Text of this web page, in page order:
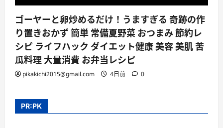
ゴーヤーと卵炒めるだけ！うますぎる 奇跡の作
り置きおかず 簡単 常備夏野菜 おつまみ 節約レ
シピ ライフハック ダイエット健康 美容 美肌 苦
瓜料理 大量消費 お弁当レシピ
pikakichi2015@gmail.com 4日前 0
PR:PK